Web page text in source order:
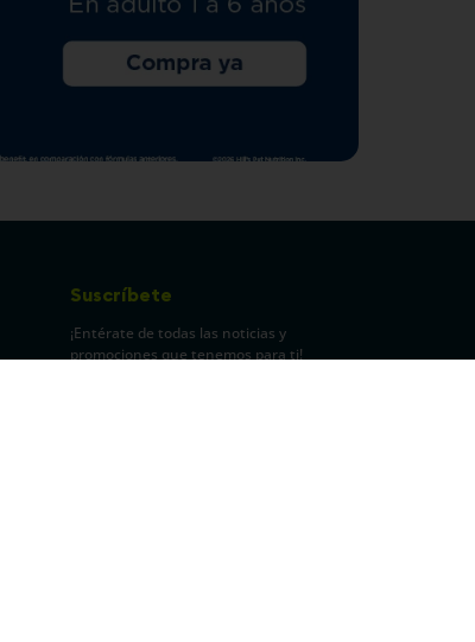
Suscríbete
¡Entérate de todas las noticias y
promociones que tenemos para ti!